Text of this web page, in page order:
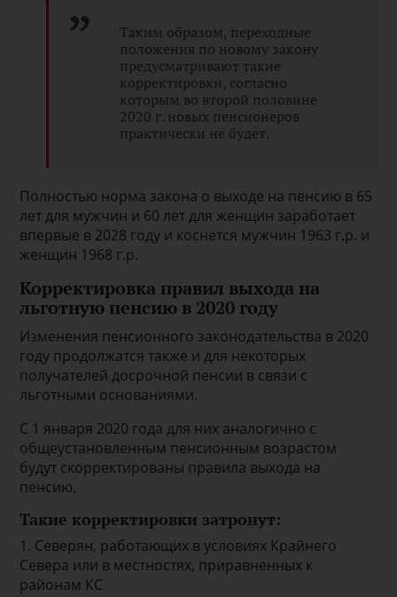
Таким образом, переходные
положения по новому закону
предусматривают такие
корректировки, согласно
которым во второй половине
2020 г. новых пенсионеров
практически не будет.
Полностью норма закона о выходе на пенсию в 65
лет для мужчин и 60 лет для женщин заработает
впервые в 2028 году и коснется мужчин 1963 г.р. и
женщин 1968 г.р.
Корректировка правил выхода на
льготную пенсию в 2020 году
Изменения пенсионного законодательства в 2020
году продолжатся также и для некоторых
получателей досрочной пенсии в связи с
льготными основаниями.
С 1 января 2020 года для них аналогично с
общеустановленным пенсионным возрастом
будут скорректированы правила выхода на
пенсию.
Такие корректировки затронут:
1. Северян, работающих в условиях Крайнего
Севера или в местностях, приравненных к
районам КС